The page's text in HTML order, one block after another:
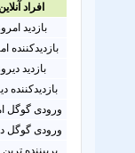
افراد
بازدید
بازدیدکننده
بازدید
بازدیدکننده
ورودی گوگل
ورودی گوگل
پربیننده ترین